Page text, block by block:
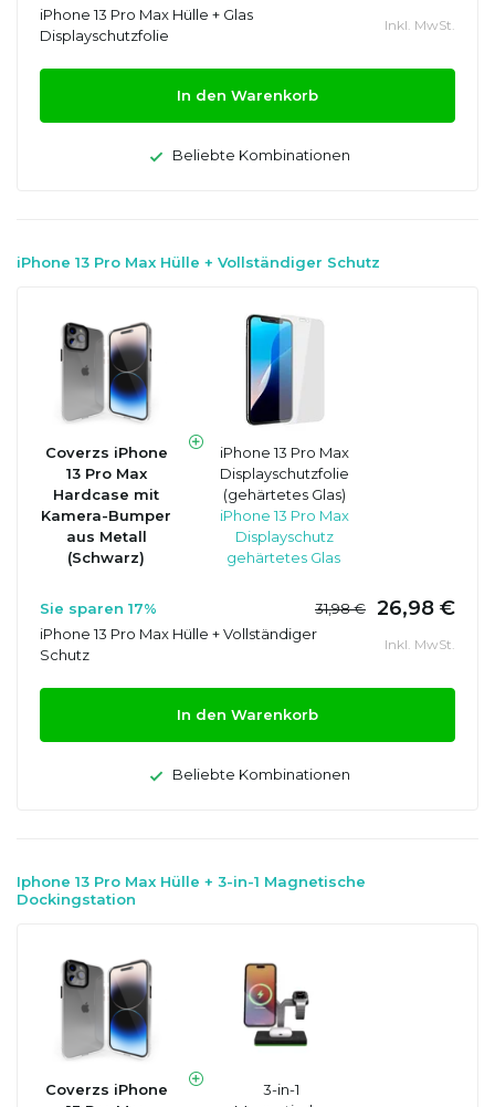
iPhone 13 Pro Max Hülle + Glas
Displayschutzfolie
Inkl. MwSt.
In den Warenkorb
Beliebte Kombinationen
iPhone 13 Pro Max Hülle + Vollständiger Schutz
Coverzs iPhone
13 Pro Max
Hardcase mit
Kamera-Bumper
aus Metall
(Schwarz)
iPhone 13 Pro Max
Displayschutzfolie
(gehärtetes Glas)
iPhone 13 Pro Max
Displayschutz
gehärtetes Glas
Sie sparen 17% 31,98 € 26,98 €
iPhone 13 Pro Max Hülle + Vollständiger
Schutz
Inkl. MwSt.
In den Warenkorb
Beliebte Kombinationen
Iphone 13 Pro Max Hülle + 3-in-1 Magnetische
Dockingstation
Coverzs iPhone
3-in-1